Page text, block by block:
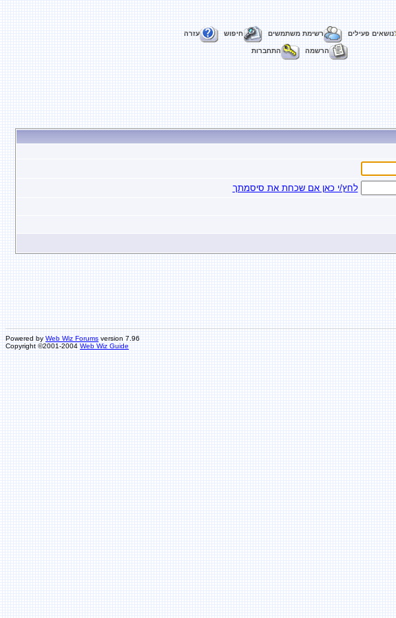
נושאים פעילים רשימת משתמשים חיפוש עזרה
הרשמה התחברות
לחץ/י כאן אם שכחת את סיסמתך
Powered by Web Wiz Forums version 7.96
Copyright ©2001-2004 Web Wiz Guide